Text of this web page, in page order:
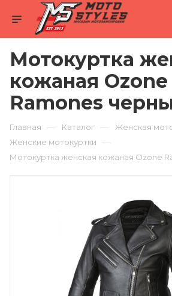
Мотокуртка
кожаная Ozone
Ramones
Главная — Каталог — Женская
Женские мотокуртки —
Мотокуртка женская кожаная Ozone